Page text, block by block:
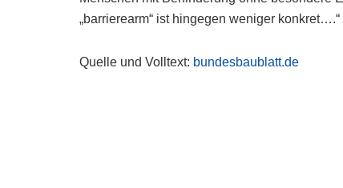
„barrierearm“ ist hingegen weniger konkret….“
Quelle und Volltext: bundesbaublatt.de